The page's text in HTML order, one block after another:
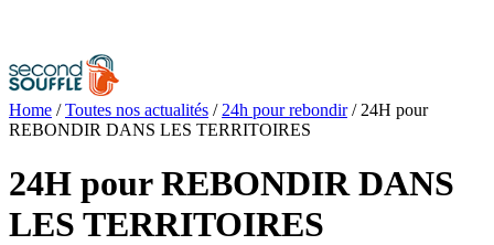
Home / Toutes nos actualités / 24h pour rebondir /24H pour
REBONDIR DANS LES TERRITOIRES
24H pour REBONDIR DANS
LES TERRITOIRES